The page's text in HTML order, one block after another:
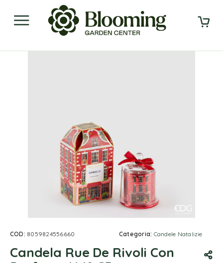
COD: 8059824556660 Categoria: Candele Natalizie
Candela Rue De Rivoli Con